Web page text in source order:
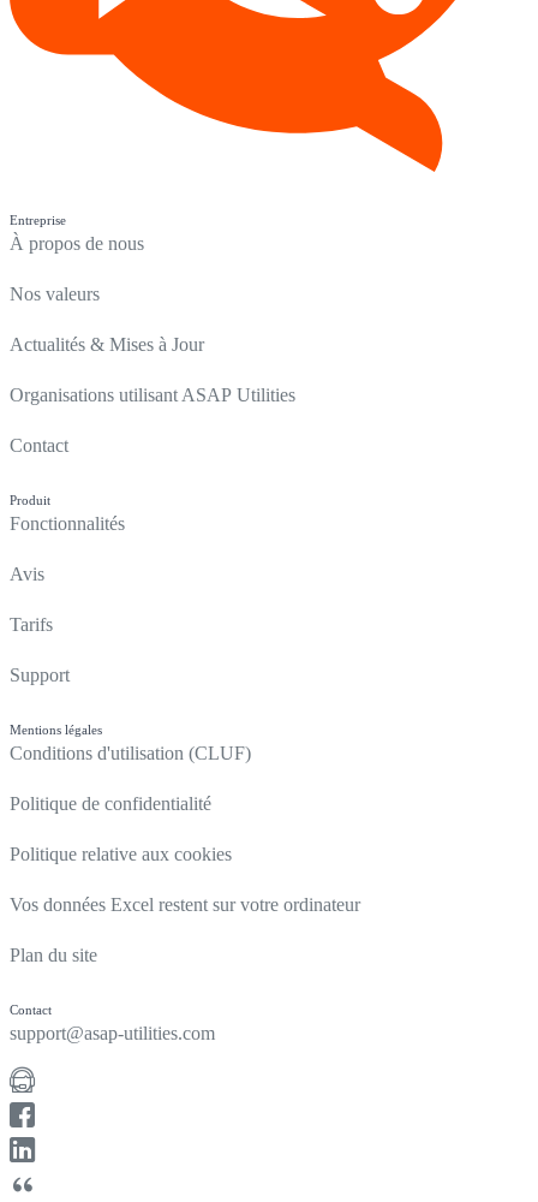
Entreprise
À propos de nous
Nos valeurs
Actualités & Mises à Jour
Organisations utilisant ASAP Utilities
Contact
Produit
Fonctionnalités
Avis
Tarifs
Support
Mentions légales
Conditions d'utilisation (CLUF)
Politique de confidentialité
Politique relative aux cookies
Vos données Excel restent sur votre ordinateur
Plan du site
Contact
support@asap-utilities.com